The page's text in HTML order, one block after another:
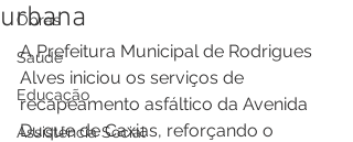
Obras
Saúde
Educação
Assistência Social
urbana
A Prefeitura Municipal de Rodrigues
Alves iniciou os serviços de
recapeamento asfáltico da Avenida
Duque de Caxias, reforçando o